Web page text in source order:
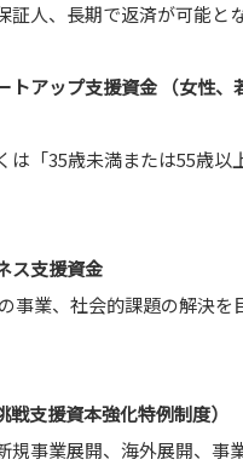
証人、長期で返済が可能と
トアップ支援資金 （女性、
は「35歳未満または55歳以
ス支援資金
事業、社会的課題の解決を
支援資本強化特例制度）
規事業展開、海外展開、事